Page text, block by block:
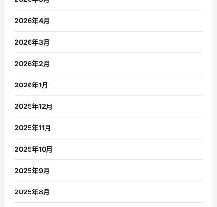
2026年4月
2026年3月
2026年2月
2026年1月
2025年12月
2025年11月
2025年10月
2025年9月
2025年8月